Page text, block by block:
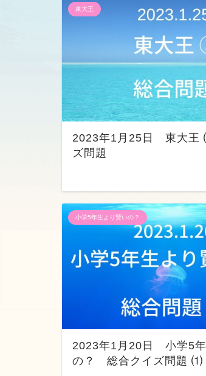
東大王
2023年1月25日 東大
ズ問題
小学5年生より賢いの？
2023年1月20日 小学5年
の？ 総合クイズ問題 ⑴